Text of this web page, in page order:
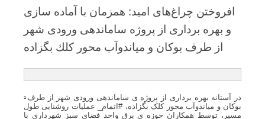
افروختن چراغ‌های امید: همزمان با آماده سازی
و بهره برداری از پروژه ساماندهی ورودی شهر
از طرف بوكان و میاندوآب محور كلك بگزاده
▫️در آستانه بهره برداری از پروژه ی ساماندهی ورودی شهر از طرف
بوکان و میاندوآب محور کلک بگزاده، #اتمام_ عملیات روشنایی طول
مسیر، توسط همکاران حوزه ی برق واحد فضای سبز شهرداری با